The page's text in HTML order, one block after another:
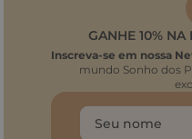
GANHE 10% NA
Inscreva-se em nossa
mundo Sonho dos